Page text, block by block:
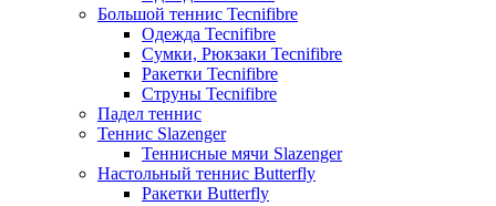
Большой теннис Tecnifibre
Одежда Tecnifibre
Сумки, Рюкзаки Tecnifibre
Ракетки Tecnifibre
Струны Tecnifibre
Падел теннис
Теннис Slazenger
Теннисные мячи Slazenger
Настольный теннис Butterfly
Ракетки Butterfly